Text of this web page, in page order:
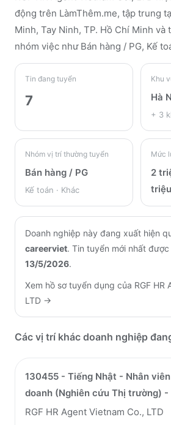
động trên LàmThêm.me, tập trung
Minh, Tay Ninh, TP. Hồ Chí Minh và
nhóm việc như Bán hàng / PG, Kế
Tin đang tuyển
7
Khu
Hà
+ 3
Nhóm vị trí thường tuyển
Bán hàng / PG
Kế toán · Khác
Mức
2
Doanh nghiệp này đang xuất hiện
careerviet. Tin tuyển mới nhất
13/5/2026.
Xem hồ sơ tuyển dụng của RGF HR
LTD →
Các vị trí khác doanh nghiệp
130455 - Tiếng Nhật - Nhân
doanh (Nghiên cứu Thị trường) -
RGF HR Agent Vietnam Co., LTD